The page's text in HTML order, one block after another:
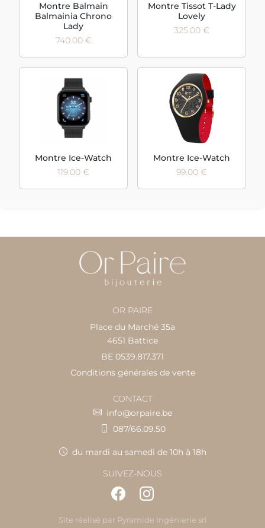
Montre Balmain
Balmainia Chrono
Lady
740.00 €
Montre Tissot T-Lady
Lovely
325.00 €
Montre Ice-Watch
119.00 €
Montre Ice-Watch
99.00 €
OR PAIRE
Place du Marché 35a
4651 Battice
BE 0539.817.371
Conditions générales de vente
CONTACT
info@orpaire.be
087/66.09.50
du mardi au samedi de 10h à 18h
SUIVEZ-NOUS
Site réalisé par Pyramide Ingénierie srl